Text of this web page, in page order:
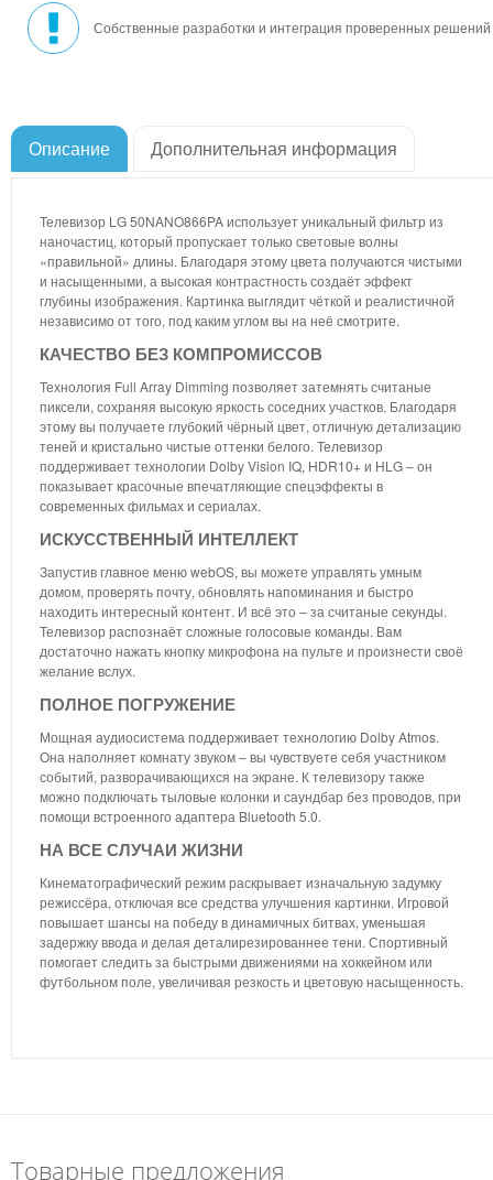
Собственные разработки и интеграция проверенных решений
Описание Дополнительная информация
Телевизор LG 50NANO866PA использует уникальный фильтр из
наночастиц, который пропускает только световые волны
«правильной» длины. Благодаря этому цвета получаются чистыми
и насыщенными, а высокая контрастность создаёт эффект
глубины изображения. Картинка выглядит чёткой и реалистичной
независимо от того, под каким углом вы на неё смотрите.
КАЧЕСТВО БЕЗ КОМПРОМИССОВ
Технология Full Array Dimming позволяет затемнять считаные
пиксели, сохраняя высокую яркость соседних участков. Благодаря
этому вы получаете глубокий чёрный цвет, отличную детализацию
теней и кристально чистые оттенки белого. Телевизор
поддерживает технологии Dolby Vision IQ, HDR10+ и HLG – он
показывает красочные впечатляющие спецэффекты в
современных фильмах и сериалах.
ИСКУССТВЕННЫЙ ИНТЕЛЛЕКТ
Запустив главное меню webOS, вы можете управлять умным
домом, проверять почту, обновлять напоминания и быстро
находить интересный контент. И всё это – за считаные секунды.
Телевизор распознаёт сложные голосовые команды. Вам
достаточно нажать кнопку микрофона на пульте и произнести своё
желание вслух.
ПОЛНОЕ ПОГРУЖЕНИЕ
Мощная аудиосистема поддерживает технологию Dolby Atmos.
Она наполняет комнату звуком – вы чувствуете себя участником
событий, разворачивающихся на экране. К телевизору также
можно подключать тыловые колонки и саундбар без проводов, при
помощи встроенного адаптера Bluetooth 5.0.
НА ВСЕ СЛУЧАИ ЖИЗНИ
Кинематографический режим раскрывает изначальную задумку
режиссёра, отключая все средства улучшения картинки. Игровой
повышает шансы на победу в динамичных битвах, уменьшая
задержку ввода и делая деталирезированнее тени. Спортивный
помогает следить за быстрыми движениями на хоккейном или
футбольном поле, увеличивая резкость и цветовую насыщенность.
Товарные предложения